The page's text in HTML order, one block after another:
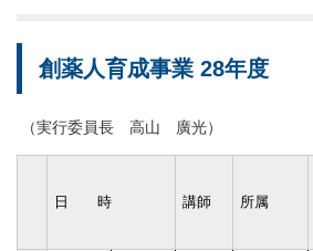
創薬人育成事業 28年度
（実行委員長 高山 廣光）
日 時 講師 所属